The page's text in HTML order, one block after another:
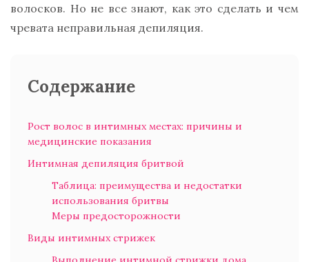
волосков. Но не все знают, как это сделать и чем
чревата неправильная депиляция.
Содержание
Рост волос в интимных местах: причины и
медицинские показания
Интимная депиляция бритвой
Таблица: преимущества и недостатки
использования бритвы
Меры предосторожности
Виды интимных стрижек